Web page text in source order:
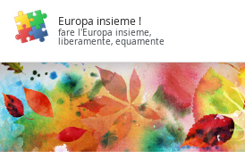
Europa insieme !
fare l'Europa insieme,
liberamente, equamente